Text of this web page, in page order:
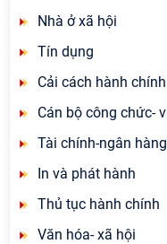
Nhà ở xã hội
Tín dụng
Cải cách hành chính
Cán bộ công chức-
Tài chính-ngân hàng
In và phát hành
Thủ tục hành chính
Văn hóa- xã hội